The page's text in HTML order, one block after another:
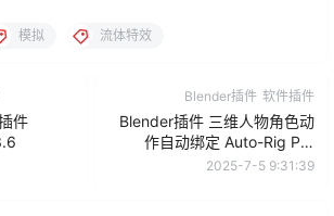
模拟 流体特效
件
Blender插件 软件插件
Blender插件 三维人物角色动
作自动绑定 Auto-Rig Pro
V3.69.23 + Quick Rig
2025-7-5 9:31:39